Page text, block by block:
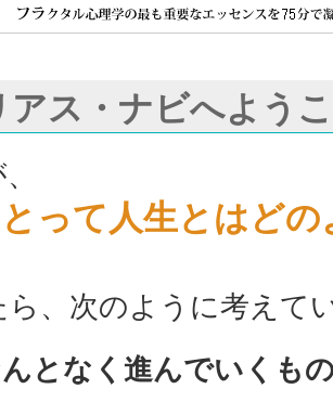
アス・ナビへよう
って人生とはど
ら、次のように考えて
となく進んでいくも